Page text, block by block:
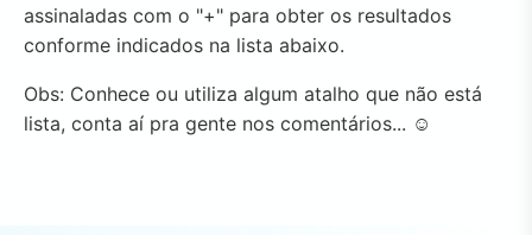
assinaladas com o "+" para obter os resultados
conforme indicados na lista abaixo.
Obs: Conhece ou utiliza algum atalho que não está
lista, conta aí pra gente nos comentários... ☺